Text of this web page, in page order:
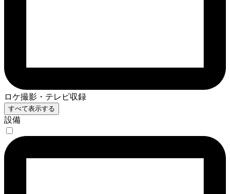
ロケ撮影・テレビ収録
すべて表示する
設備